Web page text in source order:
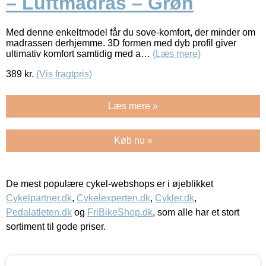
Med denne enkeltmodel får du sove-komfort, der minder om
madrassen derhjemme. 3D formen med dyb profil giver
ultimativ komfort samtidig med a… (Læs mere)
389 kr. (Vis fragtpris)
Læs mere »
Køb nu »
De mest populære cykel-webshops er i øjeblikket
Cykelpartner.dk, Cykelexperten.dk, Cykler.dk,
Pedalatleten.dk og FriBikeShop.dk, som alle har et stort
sortiment til gode priser.